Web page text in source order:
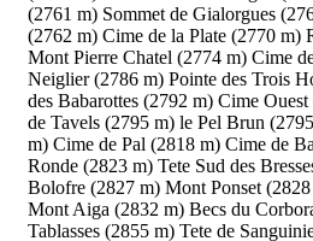
(2761 m) Sommet de Gialorgues
(2762 m) Cime de la Plate (2770 m)
Mont Pierre Chatel (2774 m) Cime
Neiglier (2786 m) Pointe des Trois
des Babarottes (2792 m) Cime
de Tavels (2795 m) le Pel Brun
m) Cime de Pal (2818 m) Cime de
Ronde (2823 m) Tete Sud des
Bolofre (2827 m) Mont Ponset
Mont Aiga (2832 m) Becs du
Tablasses (2855 m) Tete de